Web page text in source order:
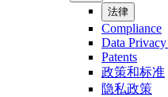
法律
Compliance
Data
Patents
政策和标准
隐私政策